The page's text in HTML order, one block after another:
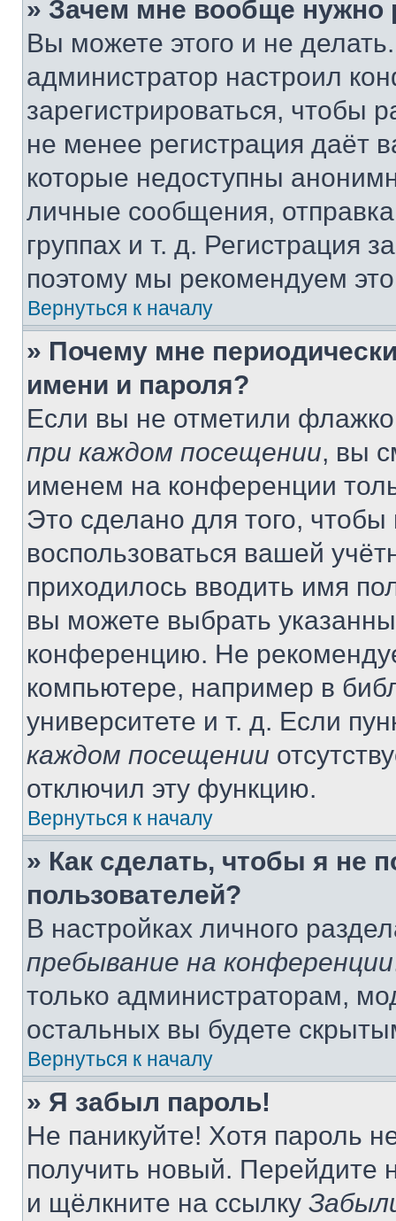
» Зачем мне вообще нужно
Вы можете этого и не
администратор настроил
зарегистрироваться, чтобы
не менее регистрация даёт
которые недоступны
личные сообщения,
группах и т. д. Регистрация
поэтому мы рекомендуем
Вернуться к началу
» Почему мне
имени и пароля?
Если вы не отметили
при каждом посещении, вы
именем на конференции
Это сделано для того, чтобы
воспользоваться вашей
приходилось вводить имя
вы можете выбрать
конференцию. Не
компьютере, например в
университете и т. д. Если
каждом посещении
отключил эту функцию.
Вернуться к началу
» Как сделать, чтобы я не
пользователей?
В настройках личного
пребывание на конференции
только администраторам,
остальных вы будете
Вернуться к началу
» Я забыл пароль!
Не паникуйте! Хотя пароль
получить новый. Перейдите
и щёлкните на ссылку